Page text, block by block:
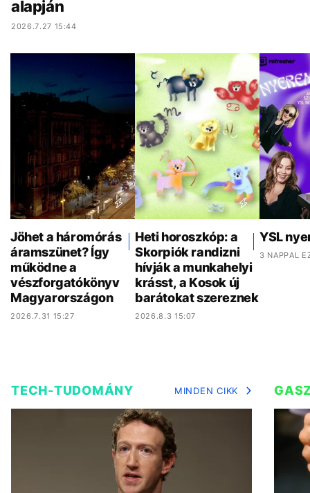
alapján
2026.7.27 15:44
Jöhet a háromórás
áramszünet? Így
működne a
vészforgatókönyv
Magyarországon
2026.7.31 15:27
Heti horoszkóp: a
Skorpiók randizni
hívják a munkahelyi
krásst, a Kosok új
barátokat szereznek
2026.8.3 15:07
YSL
3 NAPPAL
TECH-TUDOMÁNY MINDEN CIKK